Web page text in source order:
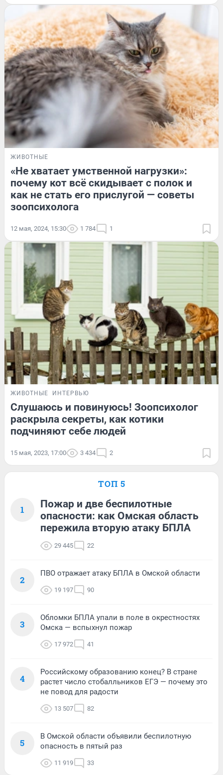
ЖИВОТНЫЕ
«Не хватает умственной нагрузки»:
почему кот всё скидывает с полок и
как не стать его прислугой — советы
зоопсихолога
12 мая, 2024, 15:30 1 784 1
ЖИВОТНЫЕ ИНТЕРВЬЮ
Слушаюсь и повинуюсь! Зоопсихолог
раскрыла секреты, как котики
подчиняют себе людей
15 мая, 2023, 17:00 3 434 2
ТОП 5
1
Пожар и две беспилотные
опасности: как Омская область
пережила вторую атаку БПЛА
29 445 22
2
ПВО отражает атаку БПЛА в Омской области
19 197 90
3
Обломки БПЛА упали в поле в окрестностях
Омска — вспыхнул пожар
17 972 41
4
Российскому образованию конец? В стране
растет число стобалльников ЕГЭ — почему это
не повод для радости
13 507 82
5
В Омской области объявили беспилотную
опасность в пятый раз
11 919 33